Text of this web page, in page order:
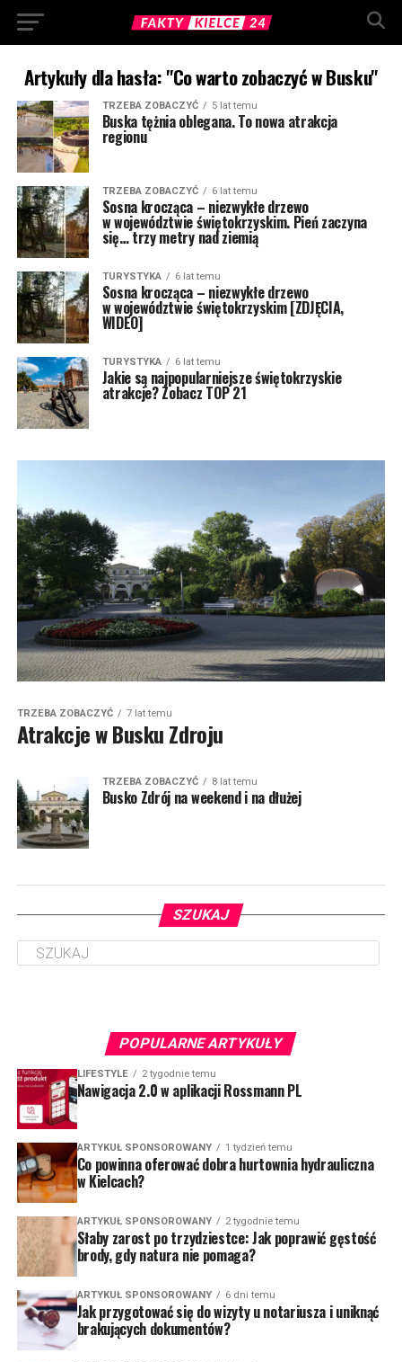
Artykuły dla hasła: "Co warto zobaczyć w Busku"
TRZEBA ZOBACZYĆ 5 lat temu
Buska tężnia oblegana. To nowa atrakcja
regionu
TRZEBA ZOBACZYĆ 6 lat temu
Sosna krocząca – niezwykłe drzewo
w województwie świętokrzyskim. Pień zaczyna
się… trzy metry nad ziemią
TURYSTYKA 6 lat temu
Sosna krocząca – niezwykłe drzewo
w województwie świętokrzyskim [ZDJĘCIA,
WIDEO]
TURYSTYKA 6 lat temu
Jakie są najpopularniejsze świętokrzyskie
atrakcje? Zobacz TOP 21
TRZEBA ZOBACZYĆ 7 lat temu
Atrakcje w Busku Zdroju
TRZEBA ZOBACZYĆ 8 lat temu
Busko Zdrój na weekend i na dłużej
SZUKAJ
POPULARNE ARTYKUŁY
LIFESTYLE 2 tygodnie temu
Nawigacja 2.0 w aplikacji Rossmann PL
ARTYKUŁ SPONSOROWANY 1 tydzień temu
Co powinna oferować dobra hurtownia hydrauliczna
w Kielcach?
ARTYKUŁ SPONSOROWANY 2 tygodnie temu
Słaby zarost po trzydziestce: Jak poprawić gęstość
brody, gdy natura nie pomaga?
ARTYKUŁ SPONSOROWANY 6 dni temu
Jak przygotować się do wizyty u notariusza i uniknąć
brakujących dokumentów?